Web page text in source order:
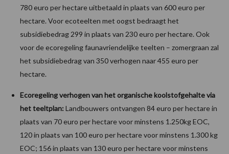
780 euro per hectare uitbetaald in plaats van 600 euro per
hectare. Voor ecoteelten met oogst bedraagt het
subsidiebedrag 299 in plaats van 230 euro per hectare. Ook
voor de ecoregeling faunavriendelijke teelten – zomergraan zal
het subsidiebedrag van 350 verhogen naar 455 euro per
hectare.
Ecoregeling verhogen van het organische koolstofgehalte via
het teeltplan: Landbouwers ontvangen 84 euro per hectare in
plaats van 70 euro per hectare voor minstens 1.250kg EOC,
120 in plaats van 100 euro per hectare voor minstens 1.300 kg
EOC; 156 in plaats van 130 euro per hectare voor minstens